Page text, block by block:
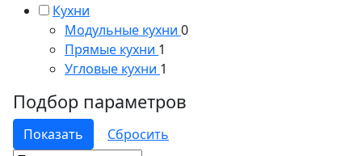
Кухни
Модульные кухни 0
Прямые кухни 1
Угловые кухни 1
Подбор параметров